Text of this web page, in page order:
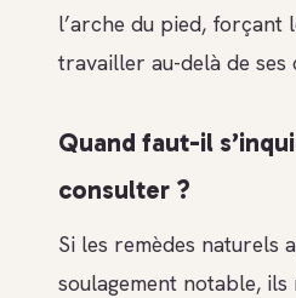
l’arche du pied, forçant
travailler au-delà de ses
Quand faut-il
consulter ?
Si les remèdes naturels
soulagement notable,